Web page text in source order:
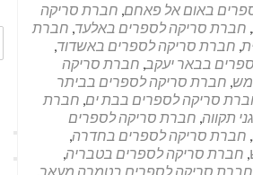
באום אל פאחם, חברת סריקה
, חברת סריקה לספרים באלעד, חברת
, חברת סריקה לספרים באשדוד,
בבאר יעקב, חברת סריקה
, חברת סריקה לספרים בביתר
סריקה לספרים בבת ים, חברת
תקווה, חברת סריקה לספרים
, חברת סריקה לספרים בחדרה,
, חברת סריקה לספרים בטבריה,
חברת סריקה לספרים בטמרה מעאר,